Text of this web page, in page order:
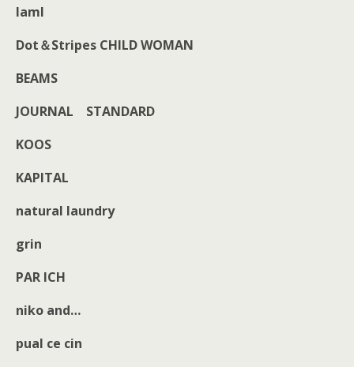
IamI
Dot＆Stripes CHILD WOMAN
BEAMS
JOURNAL STANDARD
KOOS
KAPITAL
natural laundry
grin
PAR ICH
niko and…
pual ce cin